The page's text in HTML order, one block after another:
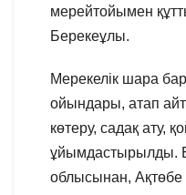
мерейтойымен
Берекеұлы.
Мерекелік шара
ойындары, атап
көтеру, садақ ату,
ұйымдастырылды.
облысынан,